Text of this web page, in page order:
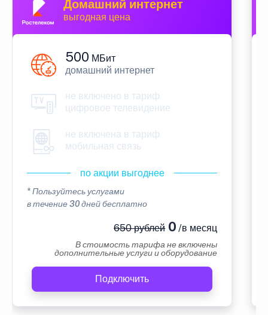
Домашний интернет
выгодная цена
500 МБит
домашний интернет
не включено в тариф
цифровое телевидение
не включена в тариф
мобильная связь
по акции выгоднее
* Пользуйтесь услугами
в течение 30 дней бесплатно
650 рублей0 /в месяц
В стоимость тарифа не включены
дополнительные услуги и оборудование
Подключить